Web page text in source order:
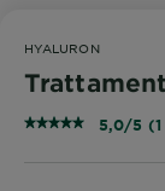
HYALURON
5,0/5 (1